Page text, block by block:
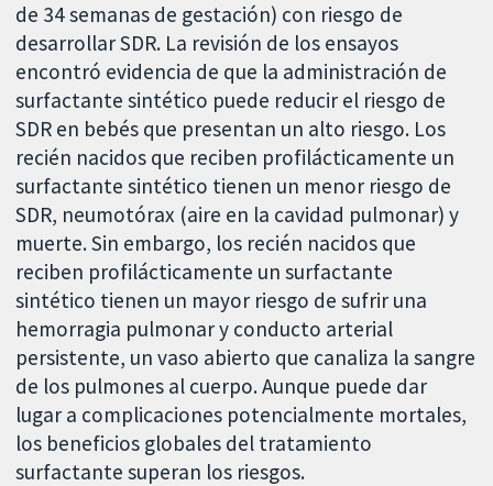
de 34 semanas de gestación) con riesgo de
desarrollar SDR. La revisión de los ensayos
encontró evidencia de que la administración de
surfactante sintético puede reducir el riesgo de
SDR en bebés que presentan un alto riesgo. Los
recién nacidos que reciben profilácticamente un
surfactante sintético tienen un menor riesgo de
SDR, neumotórax (aire en la cavidad pulmonar) y
muerte. Sin embargo, los recién nacidos que
reciben profilácticamente un surfactante
sintético tienen un mayor riesgo de sufrir una
hemorragia pulmonar y conducto arterial
persistente, un vaso abierto que canaliza la sangre
de los pulmones al cuerpo. Aunque puede dar
lugar a complicaciones potencialmente mortales,
los beneficios globales del tratamiento
surfactante superan los riesgos.